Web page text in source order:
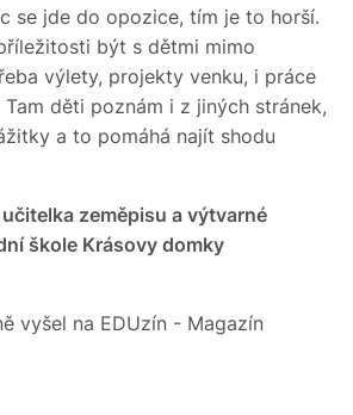
se jde do opozice, tím je to horší.
být s dětmi mimo
výlety, projekty venku, i práce
Tam děti poznám i z jiných stránek,
a to pomáhá najít shodu
zeměpisu a výtvarné
škole Krásovy domky
vyšel na EDUzín - Magazín